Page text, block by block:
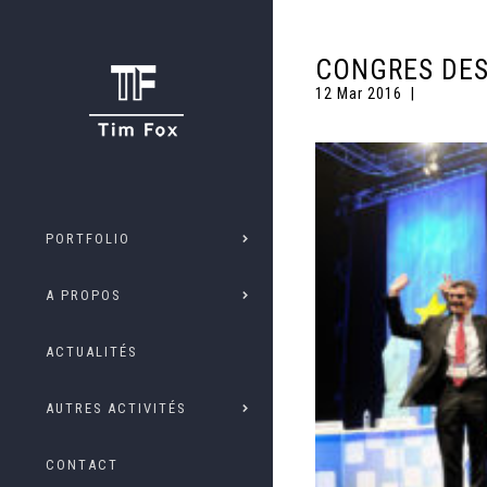
PORTFOLIO
A PROPOS
ACTUALITÉS
AUTRES ACTIVITÉS
CONTACT
CONGRES
12 Mar 2016